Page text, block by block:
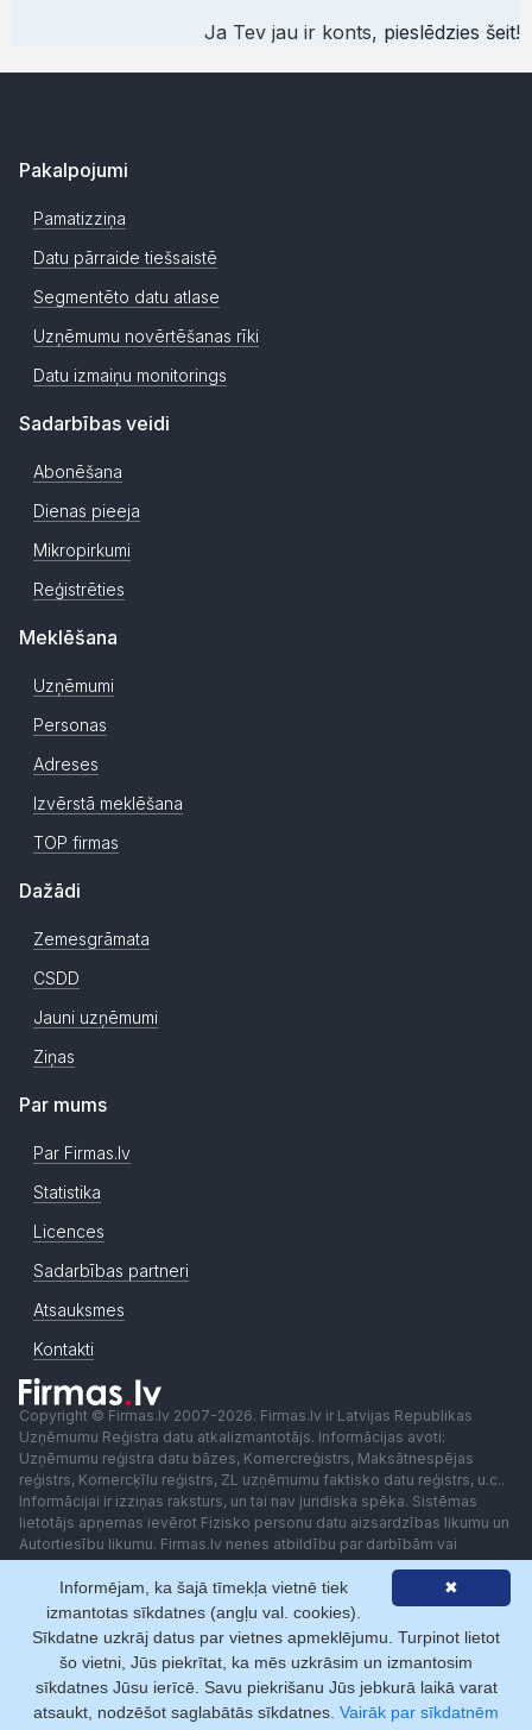
Ja Tev jau ir konts, pieslēdzies šeit!
Pakalpojumi
Pamatizziņa
Datu pārraide tiešsaistē
Segmentēto datu atlase
Uzņēmumu novērtēšanas rīki
Datu izmaiņu monitorings
Sadarbības veidi
Abonēšana
Dienas pieeja
Mikropirkumi
Reģistrēties
Meklēšana
Uzņēmumi
Personas
Adreses
Izvērstā meklēšana
TOP firmas
Dažādi
Zemesgrāmata
CSDD
Jauni uzņēmumi
Ziņas
Par mums
Par Firmas.lv
Statistika
Licences
Sadarbības partneri
Atsauksmes
Kontakti
Copyright © Firmas.lv 2007-2026. Firmas.lv ir Latvijas Republikas
Uzņēmumu Reģistra datu atkalizmantotājs. Informācijas avoti:
Uzņēmumu reģistra datu bāzes, Komercreģistrs, Maksātnespējas
reģistrs, Komercķīlu reģistrs, ZL uzņēmumu faktisko datu reģistrs, u.c..
Informācijai ir izziņas raksturs, un tai nav juridiska spēka. Sistēmas
lietotājs apņemas ievērot Fizisko personu datu aizsardzības likumu un
Autortiesību likumu. Firmas.lv nenes atbildību par darbībām vai
lēmumiem, kas balstīti uz saņemto pakalpojumu. Lietotājam aizliegts
izmantot jebkādas automatizētas sistēmas vai iekārtas (robotus)
piekļuvei sistēmai bez rakstiskas saskaņošanas ar Firmas.lv. Galvenā
redaktore: Ingūna Pempere.
Lietošanas noteikumi
Privātuma politika Norēķini ar
✖
Informējam, ka šajā tīmekļa vietnē tiek
izmantotas sīkdatnes (angļu val. cookies).
Sīkdatne uzkrāj datus par vietnes apmeklējumu. Turpinot lietot
šo vietni, Jūs piekrītat, ka mēs uzkrāsim un izmantosim
sīkdatnes Jūsu ierīcē. Savu piekrišanu Jūs jebkurā laikā varat
atsaukt, nodzēšot saglabātās sīkdatnes. Vairāk par sīkdatnēm